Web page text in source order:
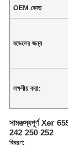
OEM কোড
মডেলের জন্য
লক্ষণীয় করা:
সামঞ্জস্যপূর্ণ
242 250 252
বিবরণ: